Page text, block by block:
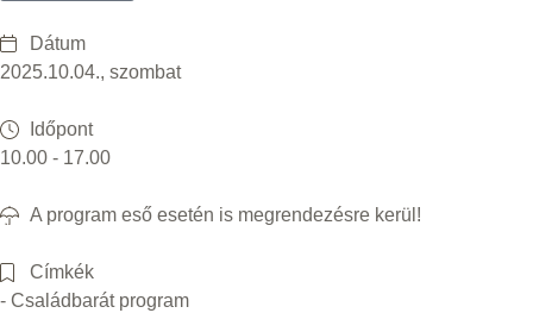
Dátum
2025.10.04., szombat
Időpont
10.00 - 17.00
A program eső esetén is megrendezésre kerül!
Címkék
- Családbarát program